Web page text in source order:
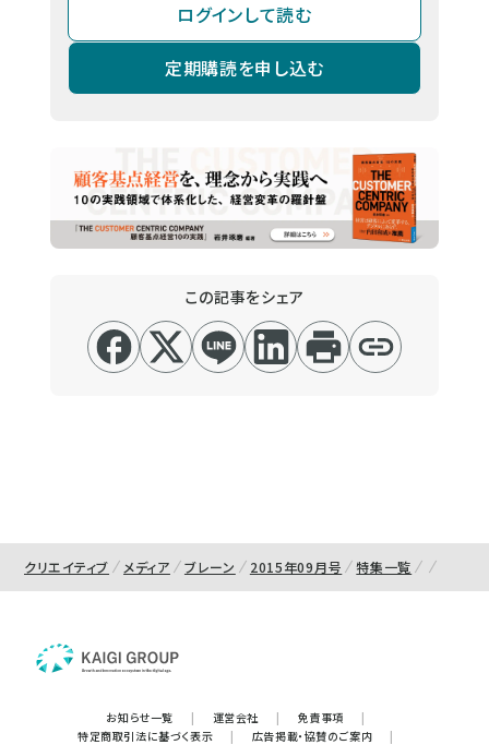
ログインして読む
定期購読を申し込む
この記事をシェア
クリエイティブ メディア ブレーン 2015年09月号 特集一覧
お知らせ一覧 | 運営会社 | 免責事項
|
特定商取引法に基づく表示
| 広告掲載・協賛のご案内 |